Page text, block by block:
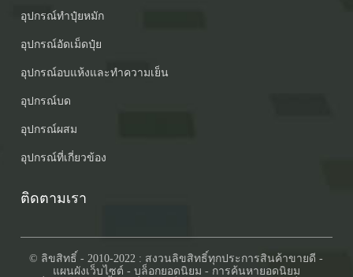
อุปกรณ์ทำปุ๋ยหมัก
อุปกรณ์อัดเม็ดปุ๋ย
อุปกรณ์อบแห้งและทำความเย็น
อุปกรณ์บด
อุปกรณ์ผสม
อุปกรณ์ที่เกี่ยวข้อง
ติดตามเรา
© ลิขสิทธิ์ - 2010-2022 : สงวนลิขสิทธิ์ทุกประการสินค้าขายดี -
แผนผังเว็บไซต์ - บล็อกยอดนิยม - การค้นหายอดนิยม